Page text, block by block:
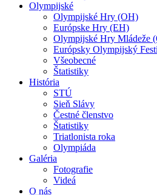
Olympijské
Olympijské Hry (OH)
Európske Hry (EH)
Olympijské Hry Mládeže
Európsky Olympijský
Všeobecné
Štatistiky
História
STÚ
Sieň Slávy
Čestné členstvo
Štatistiky
Triatlonista roka
Olympiáda
Galéria
Fotografie
Videá
O nás